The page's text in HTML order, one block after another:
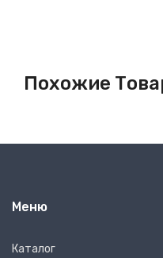
Похожие
Меню
Каталог